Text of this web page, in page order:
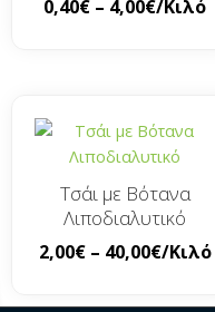
0,40€ – 4,00€/Κιλό
Τσάι με Βότανα
Λιποδιαλυτικό
2,00€ – 40,00€/Κιλό